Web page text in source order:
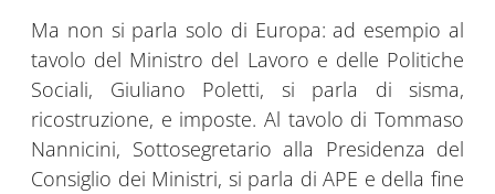
Ma non si parla solo di Europa: ad esempio al
tavolo del Ministro del Lavoro e delle Politiche
Sociali, Giuliano Poletti, si parla di sisma,
ricostruzione, e imposte. Al tavolo di Tommaso
Nannicini, Sottosegretario alla Presidenza del
Consiglio dei Ministri, si parla di APE e della fine